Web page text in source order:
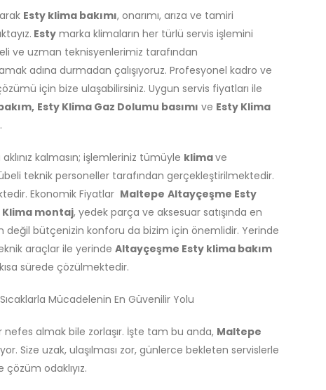
Esty klima bakımı, onarımı, arıza ve tamiri
Estymarka klimaların her türlü servis işlemini
ve uzman teknisyenlerimiz tarafından
adına durmadan çalışıyoruz. Profesyonel kadro ve
için bize ulaşabilirsiniz. Uygun servis fiyatları ile
Esty Klima Gaz Dolumu basımı ve Esty Klima
kalmasın; işlemleriniz tümüyle klimave
teknik personeller tarafından gerçekleştirilmektedir.
Ekonomik Fiyatlar Maltepe Altayçeşme Esty
Klima montaj, yedek parça ve aksesuar satışında en
değil bütçenizin konforu da bizim için önemlidir. Yerinde
araçlar ile yerinde Altayçeşme Esty klima bakım
sürede çözülmektedir.
Mücadelenin En Güvenilir Yolu
nefes almak bile zorlaşır. İşte tam bu anda, Maltepe
Size uzak, ulaşılması zor, günlerce bekleten servislerle
çözüm odaklıyız.